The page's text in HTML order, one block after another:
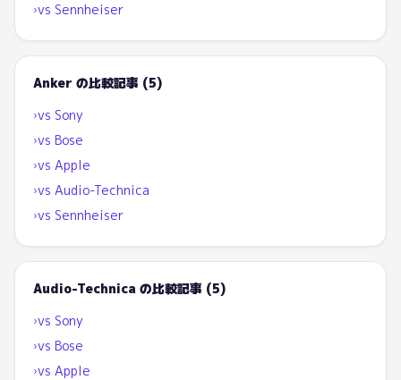
›vs Sennheiser
Anker の比較記事 (5)
›vs Sony
›vs Bose
›vs Apple
›vs Audio-Technica
›vs Sennheiser
Audio-Technica の比較記事 (5)
›vs Sony
›vs Bose
›vs Apple